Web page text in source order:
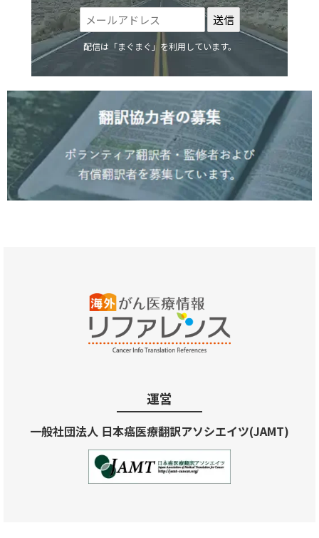
配信は「まぐまぐ」を利用しています。
運営
一般社団法人 日本癌医療翻訳アソシエイツ(JAMT)